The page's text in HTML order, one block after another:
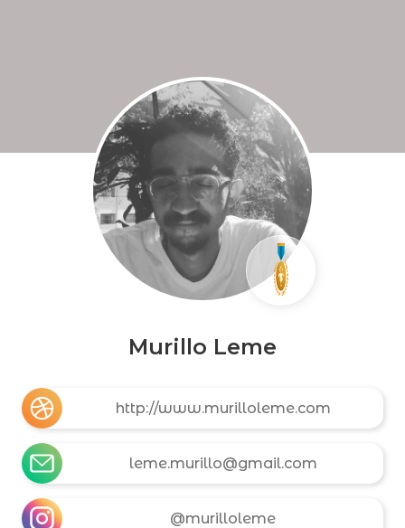
Murillo Leme
http://www.murilloleme.com
leme.murillo@gmail.com
@murilloleme